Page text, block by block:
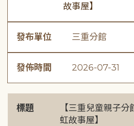
故事屋】
發布單位 三重分館
發佈時間 2026-07-31
標題
【三重兒童親子分
虹故事屋】